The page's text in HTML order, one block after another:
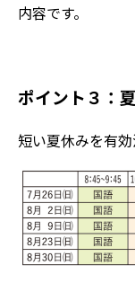
内容です。
ポイント３：
短い夏休みを有効